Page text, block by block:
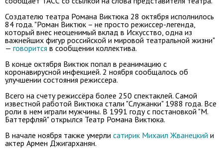
Создателю театра Романа Виктюка 28 октября исполнилось
84 года. "Роман Виктюк – не просто режиссер-легенда,
который внес неоценимый вклад в Искусство, одна из
важнейших фигур российской и мировой театральной жизни"
— говорится в сообщении коллектива.
В конце октября Виктюк попал в реанимацию с
коронавирусной инфекцией. 2 ноября сообщалось об
улучшении состояния режиссера.
Всего на счету режиссёра более 250 спектаклей. Самой
известной работой Виктюка стали "Служанки" 1988 года. Все
роли в нем играли мужчины. В 1991 году с постановкой "М.
Баттерфляй" открылся Театр Романа Виктюка.
В начале ноября также умерли сатирик Михаил Жванецкий и
актер Армен Джигарханян.